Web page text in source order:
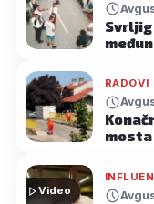
Svrljig
RADOVI
mosta
Video